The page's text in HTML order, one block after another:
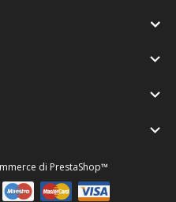



di PrestaShop™